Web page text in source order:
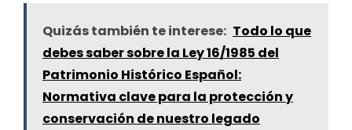
Quizás también te interese: Todo lo que
debes saber sobre la Ley 16/1985 del
Patrimonio Histórico Español:
Normativa clave para la protección y
conservación de nuestro legado